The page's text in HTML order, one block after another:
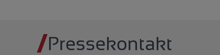
Pressekontakt